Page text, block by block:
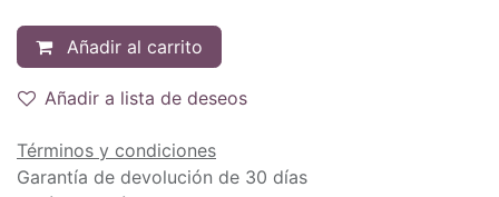
Añadir al carrito
Añadir a lista de deseos
Términos y condiciones
Garantía de devolución de 30 días